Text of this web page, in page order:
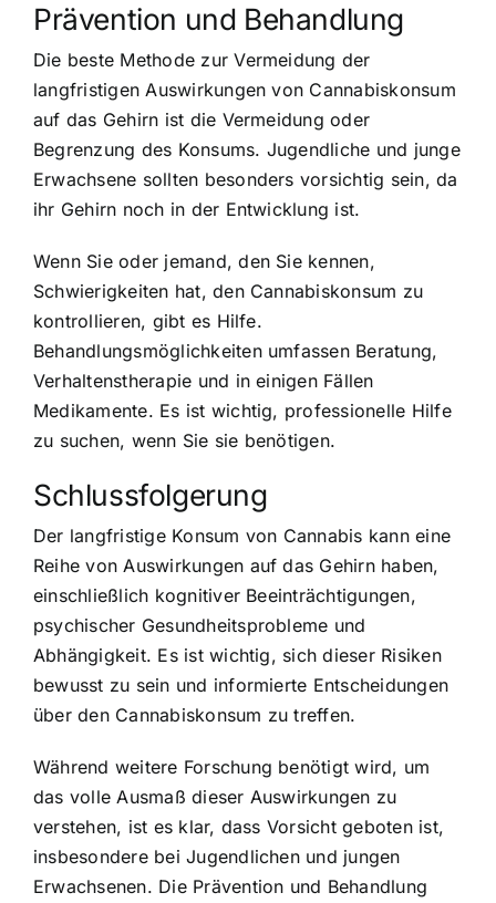
Prävention und Behandlung
Die beste Methode zur Vermeidung der
langfristigen Auswirkungen von Cannabiskonsum
auf das Gehirn ist die Vermeidung oder
Begrenzung des Konsums. Jugendliche und junge
Erwachsene sollten besonders vorsichtig sein, da
ihr Gehirn noch in der Entwicklung ist.
Wenn Sie oder jemand, den Sie kennen,
Schwierigkeiten hat, den Cannabiskonsum zu
kontrollieren, gibt es Hilfe.
Behandlungsmöglichkeiten umfassen Beratung,
Verhaltenstherapie und in einigen Fällen
Medikamente. Es ist wichtig, professionelle Hilfe
zu suchen, wenn Sie sie benötigen.
Schlussfolgerung
Der langfristige Konsum von Cannabis kann eine
Reihe von Auswirkungen auf das Gehirn haben,
einschließlich kognitiver Beeinträchtigungen,
psychischer Gesundheitsprobleme und
Abhängigkeit. Es ist wichtig, sich dieser Risiken
bewusst zu sein und informierte Entscheidungen
über den Cannabiskonsum zu treffen.
Während weitere Forschung benötigt wird, um
das volle Ausmaß dieser Auswirkungen zu
verstehen, ist es klar, dass Vorsicht geboten ist,
insbesondere bei Jugendlichen und jungen
Erwachsenen. Die Prävention und Behandlung